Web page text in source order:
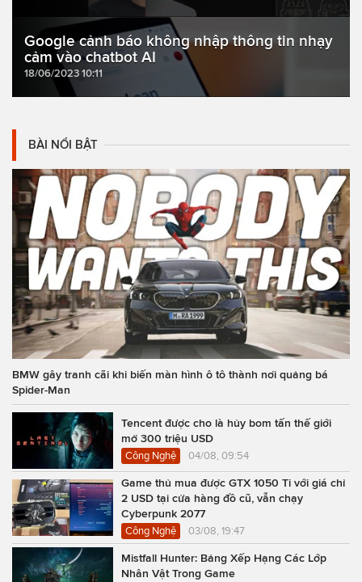
Google cảnh báo không nhập thông tin nhạy
cảm vào chatbot AI
18/06/2023 10:11
BÀI NỔI BẬT
BMW gây tranh cãi khi biến màn hình ô tô thành nơi quảng bá
Spider-Man
Tencent được cho là hủy bom tấn thế giới
mở 300 triệu USD
Công Nghệ 04/08, 09:54
Game thủ mua được GTX 1050 Ti với giá chỉ
2 USD tại cửa hàng đồ cũ, vẫn chạy
Cyberpunk 2077
Công Nghệ 03/08, 19:47
Mistfall Hunter: Bảng Xếp Hạng Các Lớp
Nhân Vật Trong Game